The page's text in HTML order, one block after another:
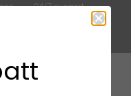
24/7 support